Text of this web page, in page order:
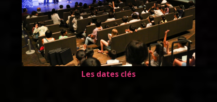
Les dates clés